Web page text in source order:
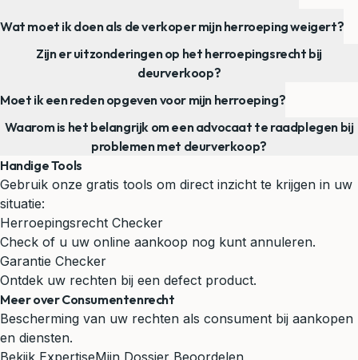
Wat moet ik doen als de verkoper mijn herroeping weigert?
Zijn er uitzonderingen op het herroepingsrecht bij
deurverkoop?
Moet ik een reden opgeven voor mijn herroeping?
Waarom is het belangrijk om een advocaat te raadplegen bij
problemen met deurverkoop?
Handige Tools
Gebruik onze gratis tools om direct inzicht te krijgen in uw
situatie:
Herroepingsrecht Checker
Check of u uw online aankoop nog kunt annuleren.
Garantie Checker
Ontdek uw rechten bij een defect product.
Meer over Consumentenrecht
Bescherming van uw rechten als consument bij aankopen
en diensten.
Bekijk ExpertiseMijn Dossier Beoordelen